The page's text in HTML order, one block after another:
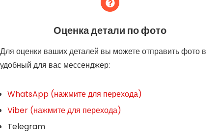
Оценка детали по фото
Для оценки ваших деталей вы можете отправить фото в
удобный для вас мессенджер:
WhatsApp (нажмите для перехода)
Viber (нажмите для перехода)
Telegram